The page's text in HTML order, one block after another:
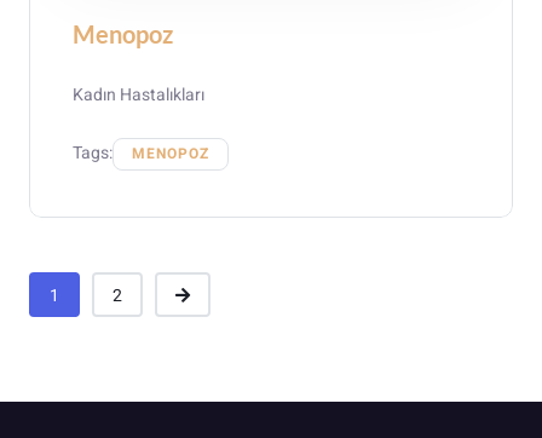
Menopoz
Kadın Hastalıkları
Tags: MENOPOZ
1 2